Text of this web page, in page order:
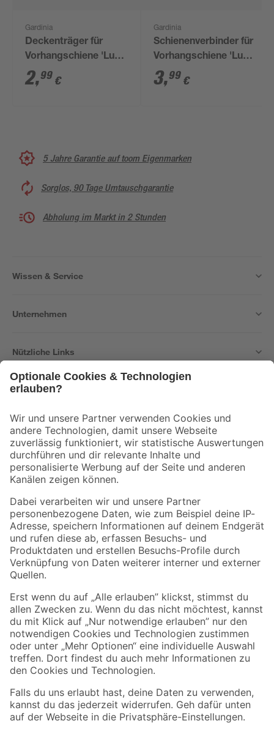
Gardinia
Deckenträger für
Vorhangschiene 'Lucy'
weiß
2,99 €
Gardinia
Schienenverbinder für
Vorhangschiene 'Lucy'
1-läufig weiß
3,99 €
5 Jahre Garantie auf toom Eigenmarken
Sorglos, 90 Tage Umtauschgarantie
Abholung im Markt in 2 Stunden
Wissen & Service
Unternehmen
Nützliche Links
Der toom Newsletter: Keine Angebote und Aktionen mehr verpassen!
Zur Newsletter Anmeldung
Folge uns
Zahlungsarten Versandarten
Sicher einkaufen
Jetzt die toom-App herunterladen
Alle Preisangaben in EUR inkl. gesetzl. MwSt.. Die dargestellten Angebote sind unter
Umständen nicht in allen Märkten verfügbar. Die angegebenen Verfügbarkeiten beziehen